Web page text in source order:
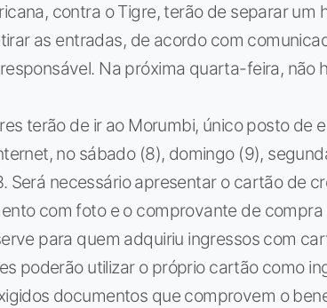
contra o Tigre, terão de separar um
as entradas, de acordo com
Na próxima quarta-feira, não
terão de ir ao Morumbi, único posto de
no sábado (8), domingo (9),
Será necessário apresentar o cartão de
com foto e o comprovante de compra
para quem adquiriu ingressos com
poderão utilizar o próprio cartão como
documentos que comprovem o